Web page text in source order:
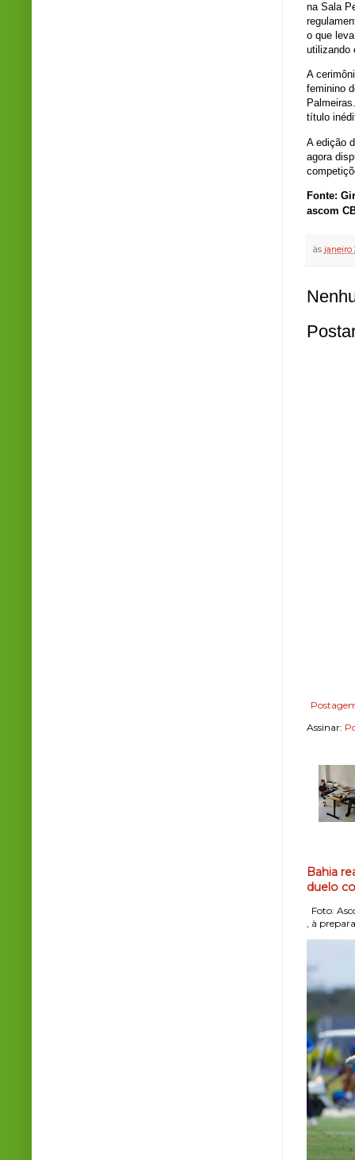
na Sala
o que
utilizando
A
feminino
título
A edição
agora
Fonte:
ascom
às janeiro
Assinar:
Bahia
duelo
Foto:
, à